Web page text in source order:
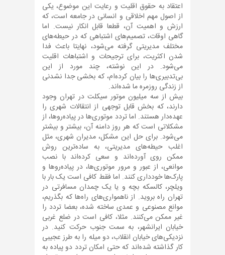
اعتقاد به حقوق اقلیت و رعایت این موضوع، یکی
از اصول مهم اخلاقی و انسانی در جامعه است، که
ارزش و اهمیت آن، قطعا قابل انکار نیست. اما
گاهی اوقات، تصمیم‌های اشتباهی که در حیطه‌های
مختلف مدیریتی گرفته می‌شود، نهایتا باعث فدا
شدن اکثریت، برای ترجیحات و اشتباهات اقلیت
می‌شود. در این نوشته، چند مورد از این
بی‌تدبیری‌ها را بیان کرده‌ام، که بخشی جدا نشدنی
از زندگی روزمره ما شده‌اند.
بیش از سه میلیون موتور سیکلت در تهران وجود
دارند، که بخش قابل توجهی از انتقالات شهری را
عهده‌دار هستند. اما تردد موتوری‌ها در پیاده‌روها، از
مشکلاتی است که هر روز دامنه آن، بیشتر و بیشتر
می‌شود. برای حل این مشکل، مدیران شهری، مثل
اغلب حیطه‌های مدیریتی، به ساده‌ترین روش
ممکن روی آورده‌اند و سعی کرده‌اند با نصب
موانعی، از عبور و مرور موتوری‌ها، در پیاده‌روها و
پارک‌ها خودداری کنند. اما فقط کافی است یک بار با
ویلچر، کالسکه بچه و یا یک چمدان مسافرتی در
تهران راه بروید. از ناهمواری‌های راه‌ها که بگذریم،
موانع مصنوعی و عمدی ساخته شده، بعضا تردد را
غیر ممکن می‌کنند. مثلا، کافی است در ضلع غربی
خیابان ایرانشهر، به سمت جنوب حرکت کنید. در
نزدیکی‌های خیابان انقلاب، دو میله را به طرز عجیبی
کار گذاشته شده‌اند که حتی امکان تردد دو پیاده به